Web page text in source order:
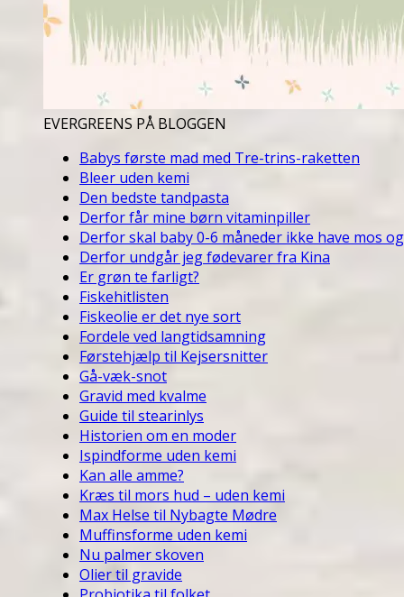
EVERGREENS PÅ BLOGGEN
Babys første mad med Tre-trins-raketten
Bleer uden kemi
Den bedste tandpasta
Derfor får mine børn vitaminpiller
Derfor skal baby 0-6 måneder ikke have mos
Derfor undgår jeg fødevarer fra Kina
Er grøn te farligt?
Fiskehitlisten
Fiskeolie er det nye sort
Fordele ved langtidsamning
Førstehjælp til Kejsersnitter
Gå-væk-snot
Gravid med kvalme
Guide til stearinlys
Historien om en moder
Ispindforme uden kemi
Kan alle amme?
Kræs til mors hud – uden kemi
Max Helse til Nybagte Mødre
Muffinsforme uden kemi
Nu palmer skoven
Olier til gravide